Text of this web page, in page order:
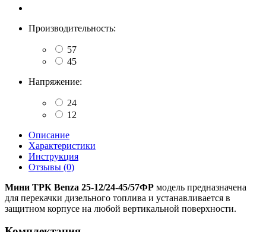
Производительность:
57
45
Напряжение:
24
12
Описание
Характеристики
Инструкция
Отзывы (0)
Мини ТРК Benza 25-12/24-45/57ФР модель предназначена
для перекачки дизельного топлива и устанавливается в
защитном корпусе на любой вертикальной поверхности.